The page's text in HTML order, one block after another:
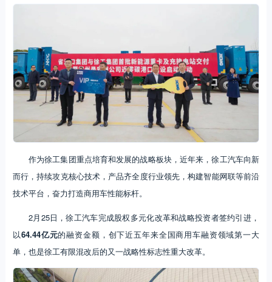
作为徐工集团重点培育和发展的战略板块，近年来，徐工汽车向新
而行，持续攻克核心技术，产品齐全度行业领先，构建智能网联等前沿
技术平台，奋力打造商用车性能标杆。
2月25日，徐工汽车完成股权多元化改革和战略投资者签约引进，
以64.44亿元的融资金额，创下近五年来全国商用车融资领域第一大
单，也是徐工有限混改后的又一战略性标志性重大改革。